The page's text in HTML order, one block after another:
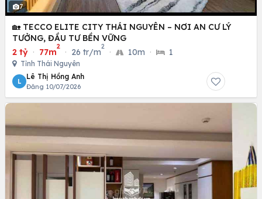
7
🏡 TECCO ELITE CITY THÁI NGUYÊN – NƠI AN CƯ LÝ
TƯỞNG, ĐẦU TƯ BỀN VỮNG
2 tỷ · 77m
2
· 26 tr/m
2
· 10m · 1
Tỉnh Thái Nguyên
L
Lê Thị Hồng Anh
Đăng 10/07/2026